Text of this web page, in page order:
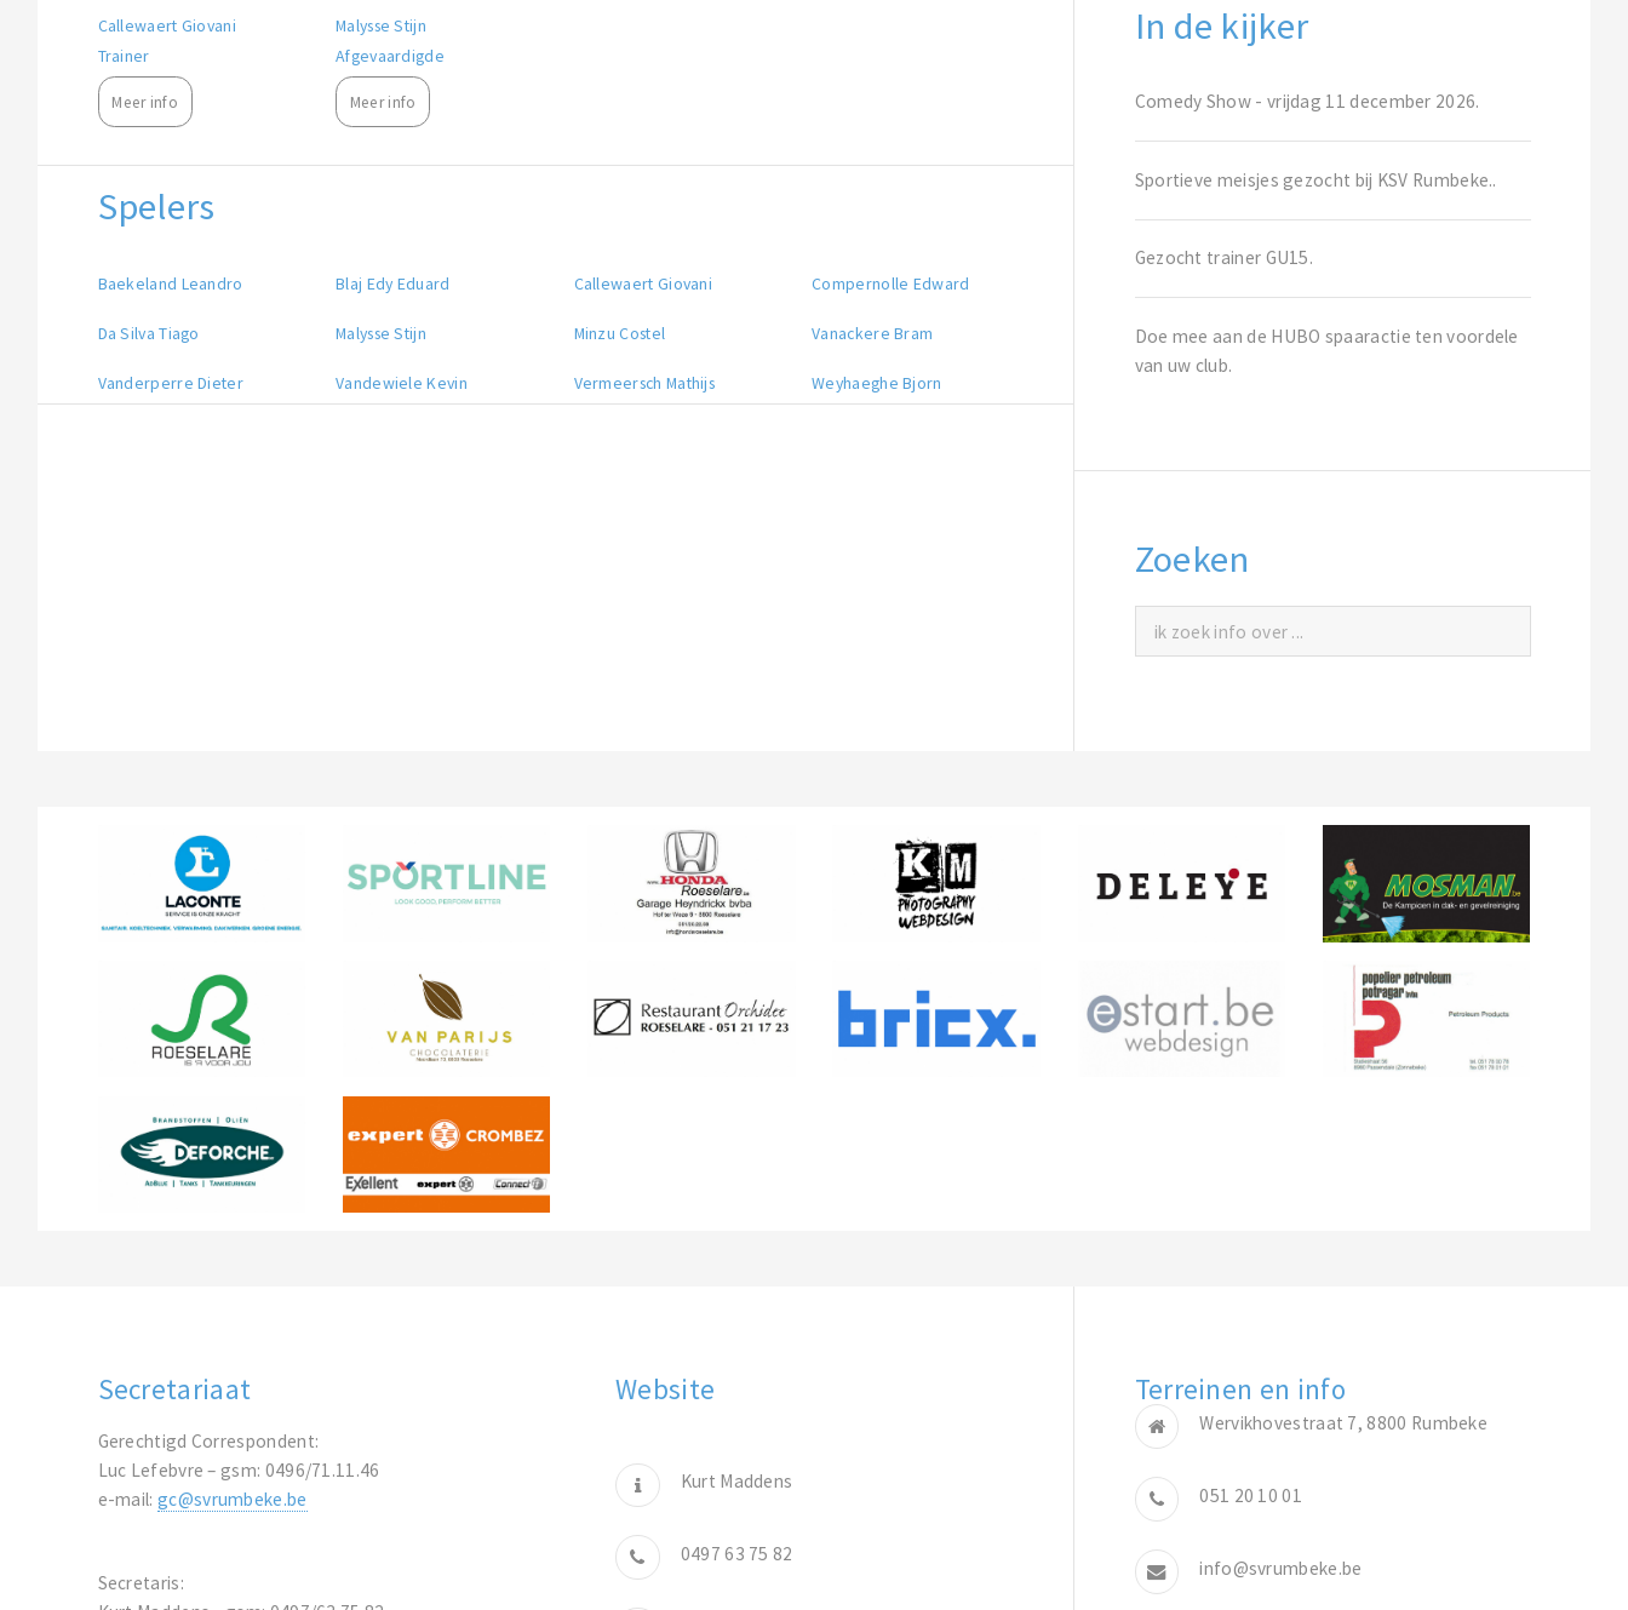
Callewaert Giovani
Trainer
Meer info
Malysse Stijn
Afgevaardigde
Meer info
Spelers
Baekeland Leandro Blaj Edy Eduard Callewaert Giovani Compernolle Edward
Da Silva Tiago Malysse Stijn Minzu Costel Vanackere Bram
Vanderperre Dieter Vandewiele Kevin Vermeersch Mathijs Weyhaeghe Bjorn
In de kijker
Comedy Show - vrijdag 11 december 2026.
Sportieve meisjes gezocht bij KSV Rumbeke..
Gezocht trainer GU15.
Doe mee aan de HUBO spaaractie ten voordele
van uw club.
Zoeken
Secretariaat
Gerechtigd Correspondent:
Luc Lefebvre – gsm: 0496/71.11.46
e-mail: gc@svrumbeke.be
Secretaris:
Website
Kurt Maddens
0497 63 75 82
Terreinen en info
Wervikhovestraat 7, 8800 Rumbeke
051 20 10 01
info@svrumbeke.be